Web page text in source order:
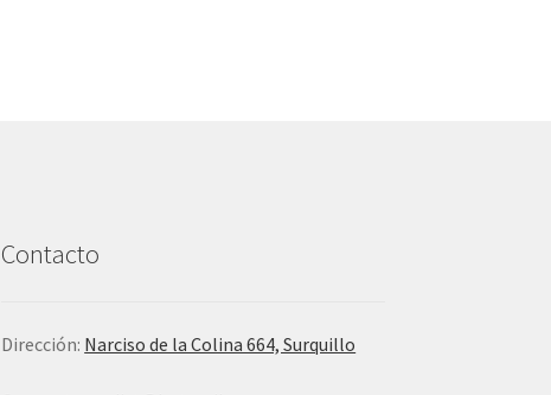
Contacto
Dirección: Narciso de la Colina 664, Surquillo